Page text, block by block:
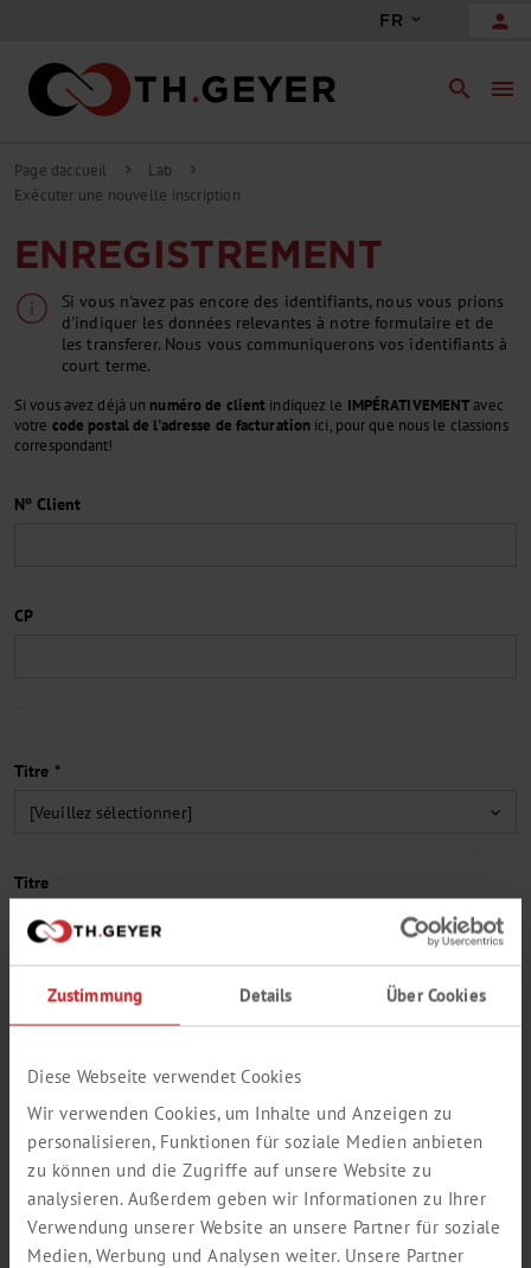
Zustimmung Details Über Cookies
Diese Webseite verwendet Cookies
Wir verwenden Cookies, um Inhalte und Anzeigen zu
personalisieren, Funktionen für soziale Medien anbieten
zu können und die Zugriffe auf unsere Website zu
analysieren. Außerdem geben wir Informationen zu Ihrer
Verwendung unserer Website an unsere Partner für soziale
Medien, Werbung und Analysen weiter. Unsere Partner
FR person
search menu
Page daccueil chevron_right Lab chevron_right
Exécuter une nouvelle inscription
ENREGISTREMENT
Si vous n'avez pas encore des identifiants, nous vous prions
d'indiquer les données relevantes à notre formulaire et de
les transferer. Nous vous communiquerons vos identifiants à
court terme.
Si vous avez déjà un numéro de client indiquez le IMPÉRATIVEMENTavec
votre code postal de l'adresse de facturation ici, pour que nous le classions
correspondant!
Nº Client
CP
Titre *
Titre
Prénom *
Nom de famille *
e-mail *